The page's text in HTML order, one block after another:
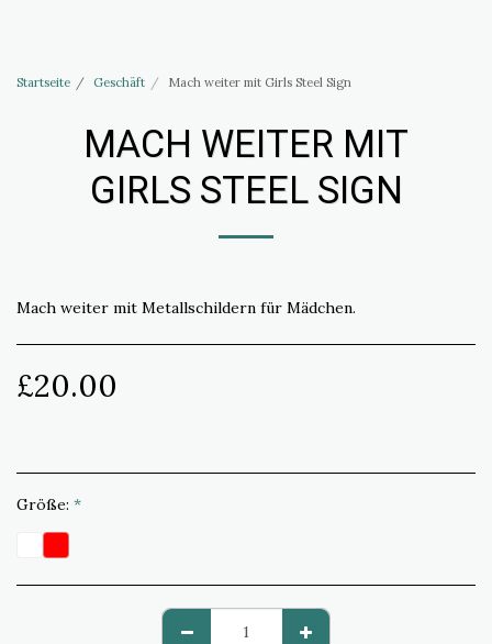
Startseite Geschäft Mach weiter mit Girls Steel Sign
MACH WEITER MIT
GIRLS STEEL SIGN
Mach weiter mit Metallschildern für Mädchen.
£20.00
Größe: *